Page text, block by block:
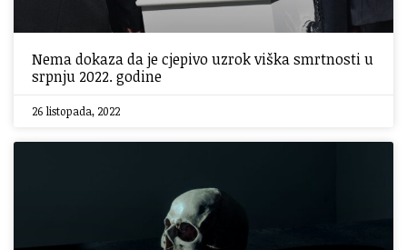
Nema dokaza da je cjepivo uzrok viška smrtnosti u
srpnju 2022. godine
26 listopada, 2022